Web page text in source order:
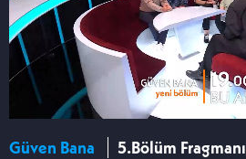
Güven Bana 5.Bölüm Fragmanı